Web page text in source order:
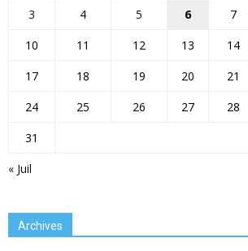
« Juil
3
4 5 6 7
10
11 12 13 14
17
18 19 20 21
24
25 26 27 28
31
Archives